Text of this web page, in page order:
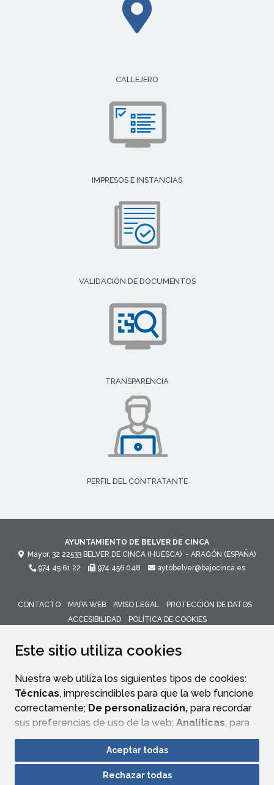
Este sitio utiliza cookies
Nuestra web utiliza los siguientes tipos de cookies:
Técnicas, imprescindibles para que la web funcione
correctamente; De personalización, para recordar
sus preferencias de uso de la web; Analíticas, para
mejorar el funcionamiento de la web y sus servicios.
Si acepta pulsando el botón“Aceptar todas”
consideramos que acepta su uso. Si pulsa el botón
Aceptar todas
Rechazar todas
CALLEJERO
IMPRESOS E INSTANCIAS
VALIDACIÓN DE DOCUMENTOS
TRANSPARENCIA
PERFIL DEL CONTRATANTE
AYUNTAMIENTO DE BELVER DE CINCA
Mayor, 32 22533 BELVER DE CINCA (HUESCA) - ARAGÓN (ESPAÑA)
974 45 61 22
974 456 048 aytobelver@bajocinca.es
CONTACTO MAPA WEB AVISO LEGAL
PROTECCIÓN DE DATOS
ACCESIBILIDAD
POLÍTICA DE COOKIES